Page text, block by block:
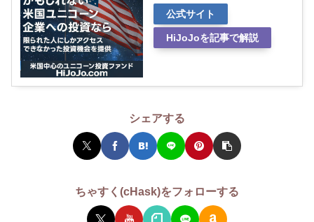
公式サイト
HiJoJoを記事で解説
シェアする
ちゃすく(cHask)をフォローする